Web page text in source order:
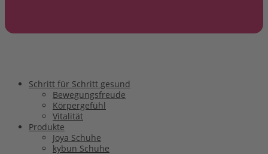
Schritt für Schritt gesund
Bewegungsfreude
Körpergefühl
Vitalität
Produkte
Joya Schuhe
kybun Schuhe